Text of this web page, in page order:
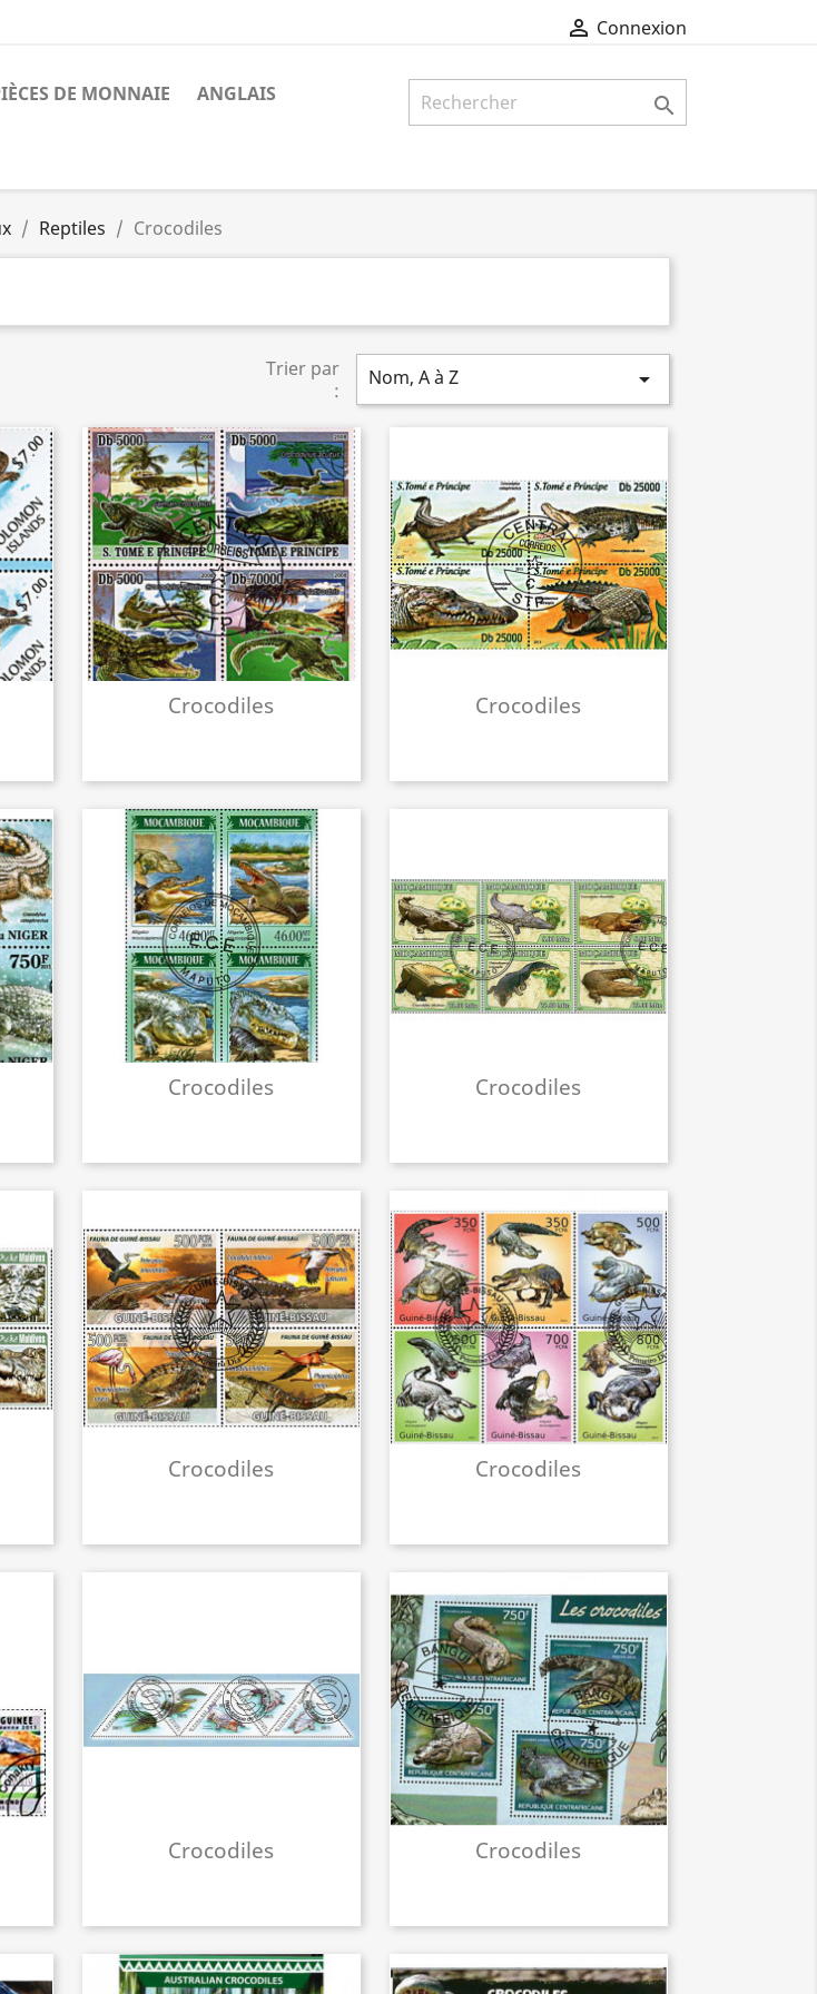
 Connexion

DE MONNAIE ANGLAIS
Reptiles Crocodiles
Trier par
:
Nom, A à Z 
Crocodiles Crocodiles
Crocodiles Crocodiles
Crocodiles Crocodiles
Crocodiles Crocodiles